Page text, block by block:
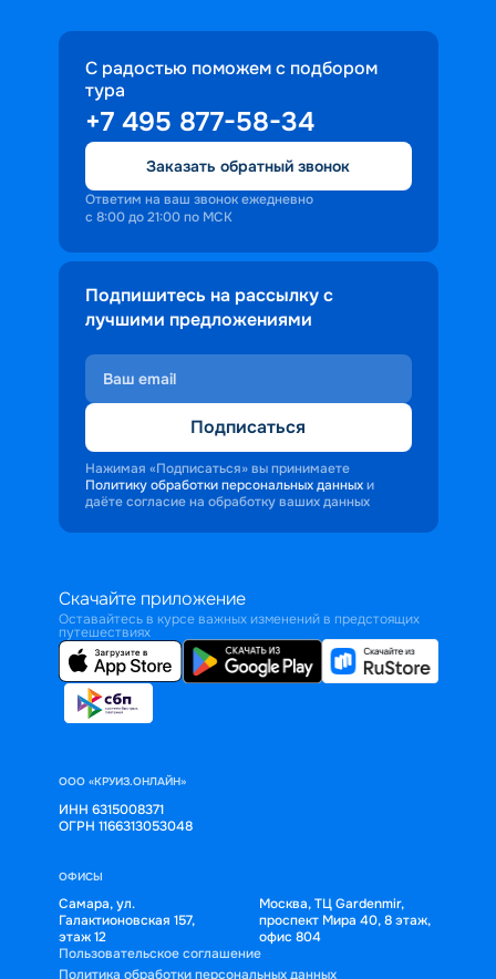
С радостью поможем с подбором
тура
+7 495 877-58-34
Заказать обратный звонок
Ответим на ваш звонок ежедневно
с 8:00 до 21:00 по МСК
Подпишитесь на рассылку с
лучшими предложениями
Подписаться
Нажимая «Подписаться» вы принимаете
Политику обработки персональных данных и
даёте согласие на обработку ваших данных
Скачайте приложение
Оставайтесь в курсе важных изменений в предстоящих
путешествиях
ООО «КРУИЗ.ОНЛАЙН»
ИНН 6315008371
ОГРН 1166313053048
ОФИСЫ
Самара, ул.
Галактионовская 157,
этаж 12
Москва, ТЦ Gardenmir,
проспект Мира 40, 8 этаж,
офис 804
Пользовательское соглашение
Политика обработки персональных данных